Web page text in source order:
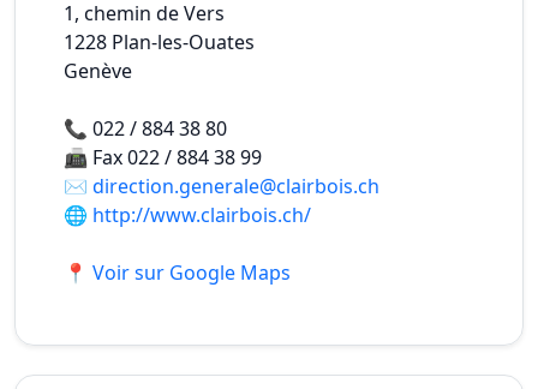
1, chemin de Vers
1228 Plan-les-Ouates
Genève
📞 022 / 884 38 80
📠 Fax 022 / 884 38 99
✉️ direction.generale@clairbois.ch
🌐 http://www.clairbois.ch/
📍 Voir sur Google Maps